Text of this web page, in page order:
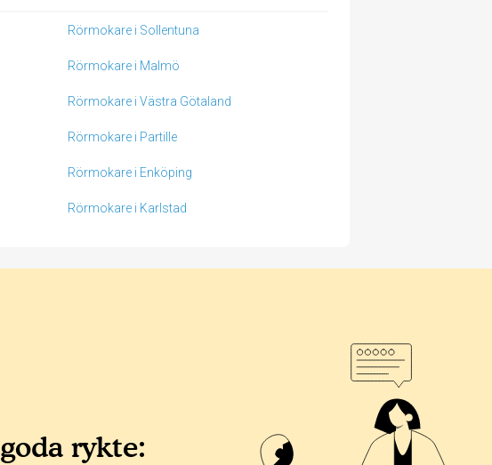
Rörmokare i Sollentuna
Rörmokare i Malmö
Rörmokare i Västra Götaland
Rörmokare i Partille
Rörmokare i Enköping
Rörmokare i Karlstad
rykte: